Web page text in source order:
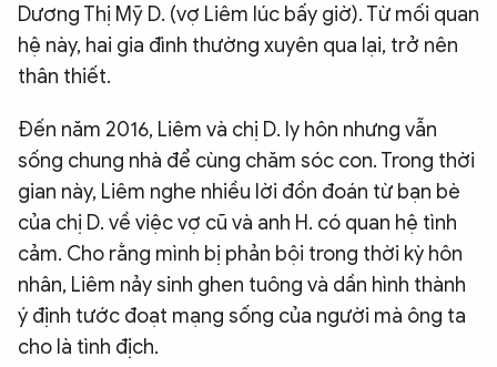
Dương Thị Mỹ D. (vợ Liêm lúc bấy giờ). Từ mối quan
hệ này, hai gia đình thường xuyên qua lại, trở nên
thân thiết.
Đến năm 2016, Liêm và chị D. ly hôn nhưng vẫn
sống chung nhà để cùng chăm sóc con. Trong thời
gian này, Liêm nghe nhiều lời đồn đoán từ bạn bè
của chị D. về việc vợ cũ và anh H. có quan hệ tình
cảm. Cho rằng mình bị phản bội trong thời kỳ hôn
nhân, Liêm nảy sinh ghen tuông và dần hình thành
ý định tước đoạt mạng sống của người mà ông ta
cho là tình địch.